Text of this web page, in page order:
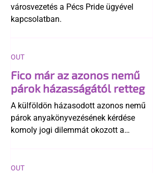
városvezetés a Pécs Pride ügyével
kapcsolatban.
Fico már az azonos nemű
párok házasságától retteg
A külföldön házasodott azonos nemű
párok anyakönyvezésének kérdése
komoly jogi dilemmát okozott a
egyértelműen tiltja a házasságuk
OUT
OUT